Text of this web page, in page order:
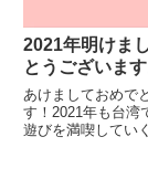
2021年明けま
とうございます
あけましておめで
す！2021年も台湾
遊びを満喫してい